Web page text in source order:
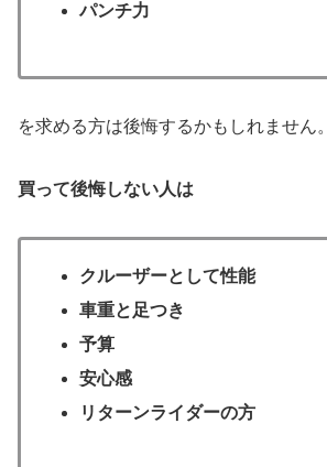
パンチ力
を求める方は後悔するかもしれません。
買って後悔しない人は
クルーザーとして性能
車重と足つき
予算
安心感
リターンライダーの方